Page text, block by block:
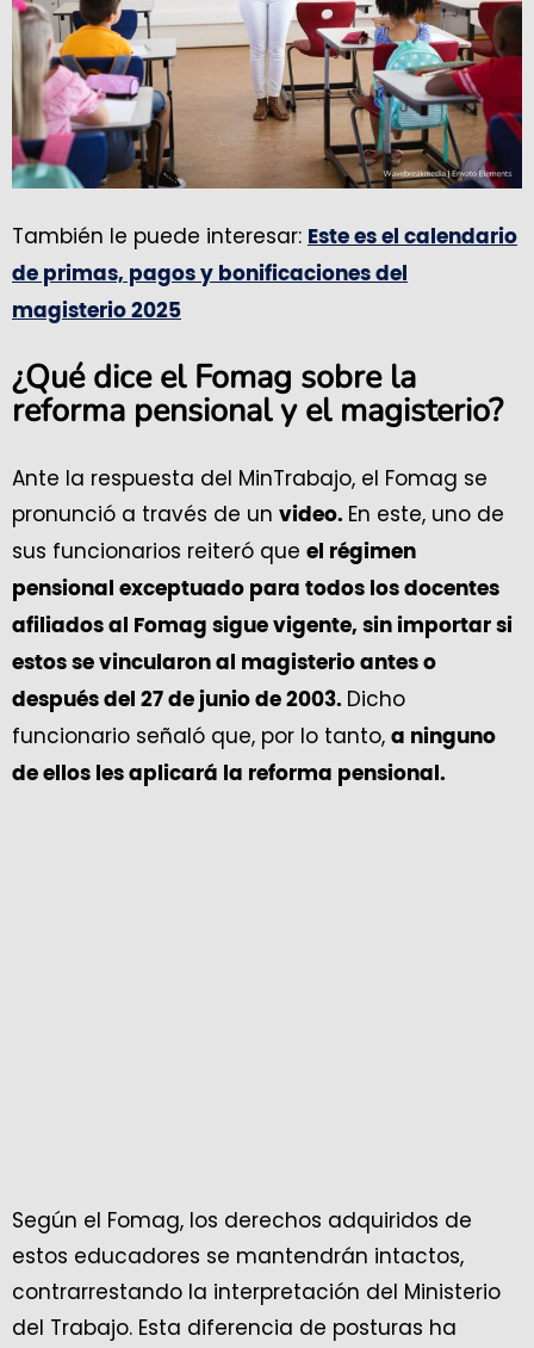
También le puede interesar: Este es el calendario
de primas, pagos y bonificaciones del
magisterio 2025
¿Qué dice el Fomag sobre la
reforma pensional y el magisterio?
Ante la respuesta del MinTrabajo, el Fomag se
pronunció a través de un video. En este, uno de
sus funcionarios reiteró que el régimen
pensional exceptuado para todos los docentes
afiliados al Fomag sigue vigente, sin importar si
estos se vincularon al magisterio antes o
después del 27 de junio de 2003. Dicho
funcionario señaló que, por lo tanto, a ninguno
de ellos les aplicará la reforma pensional.
Según el Fomag, los derechos adquiridos de
estos educadores se mantendrán intactos,
contrarrestando la interpretación del Ministerio
del Trabajo. Esta diferencia de posturas ha